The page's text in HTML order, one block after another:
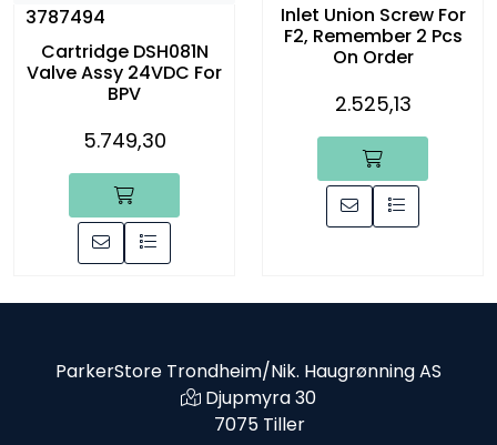
3787494
Cartridge DSH081N
Valve Assy 24VDC For
BPV
5.749,30
Inlet Union Screw For
F2, Remember 2 Pcs
On Order
2.525,13
ParkerStore Trondheim/Nik. Haugrønning AS
Djupmyra 30
7075 Tiller